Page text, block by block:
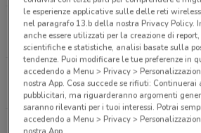
Via dei Cacciatori, 111
7.1 km
CHIUSO
Via Ermanno Fenoglietti, 15
7.6 km
CHIUSO
Piazza Carlo Felice, 80 Torino
le esperienze applicative sulle delle reti
nel paragrafo 13.b della nostra Privacy Policy.
anche essere utilizzati per la creazione di
scientifiche e statistiche, analisi basate sulla
tendenze. Puoi modificare le tue preferenze in
accedendo a Menu > Privacy >
nostra App. Cosa succede se rifiuti:
pubblicitari, ma riguarderanno argomenti
saranno rilevanti per i tuoi interessi. Potrai
accedendo a Menu > Privacy >